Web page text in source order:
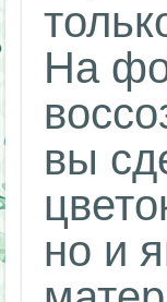
На
вы
но и